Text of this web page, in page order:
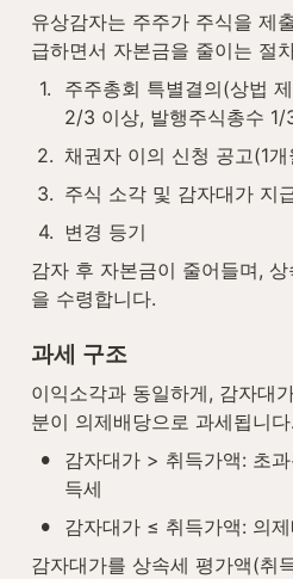
유상감자는 주주가 주식을 제
급하면서 자본금을 줄이는 절
1.
주주총회 특별결의(상법
2/3 이상, 발행주식총수 1/
2. 채권자 이의 신청 공고(1개
3. 주식 소각 및 감자대가 지
4. 변경 등기
감자 후 자본금이 줄어들며,
을 수령합니다.
과세 구조
이익소각과 동일하게, 감자대
분이 의제배당으로 과세됩니다.
•
감자대가 > 취득가액: 초
득세
•
감자대가 ≤ 취득가액: 의
감자대가를 상속세 평가액(취